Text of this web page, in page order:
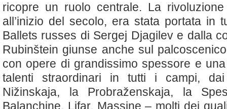
ricopre un ruolo centrale. La
all’inizio del secolo, era stata portata in
Ballets russes di Sergej Djagilev e dalla
Rubinštein giunse anche sul
con opere di grandissimo spessore e
talenti straordinari in tutti i campi,
Nižinskaja, la Probraženskaja, la
Balanchine, Lifar, Massine – molti dei